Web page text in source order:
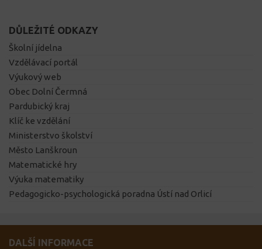
DŮLEŽITÉ ODKAZY
Školní jídelna
Vzdělávací portál
Výukový web
Obec Dolní Čermná
Pardubický kraj
Klíč ke vzdělání
Ministerstvo školství
Město Lanškroun
Matematické hry
Výuka matematiky
Pedagogicko-psychologická poradna Ústí nad Orlicí
DALŠÍ INFORMACE